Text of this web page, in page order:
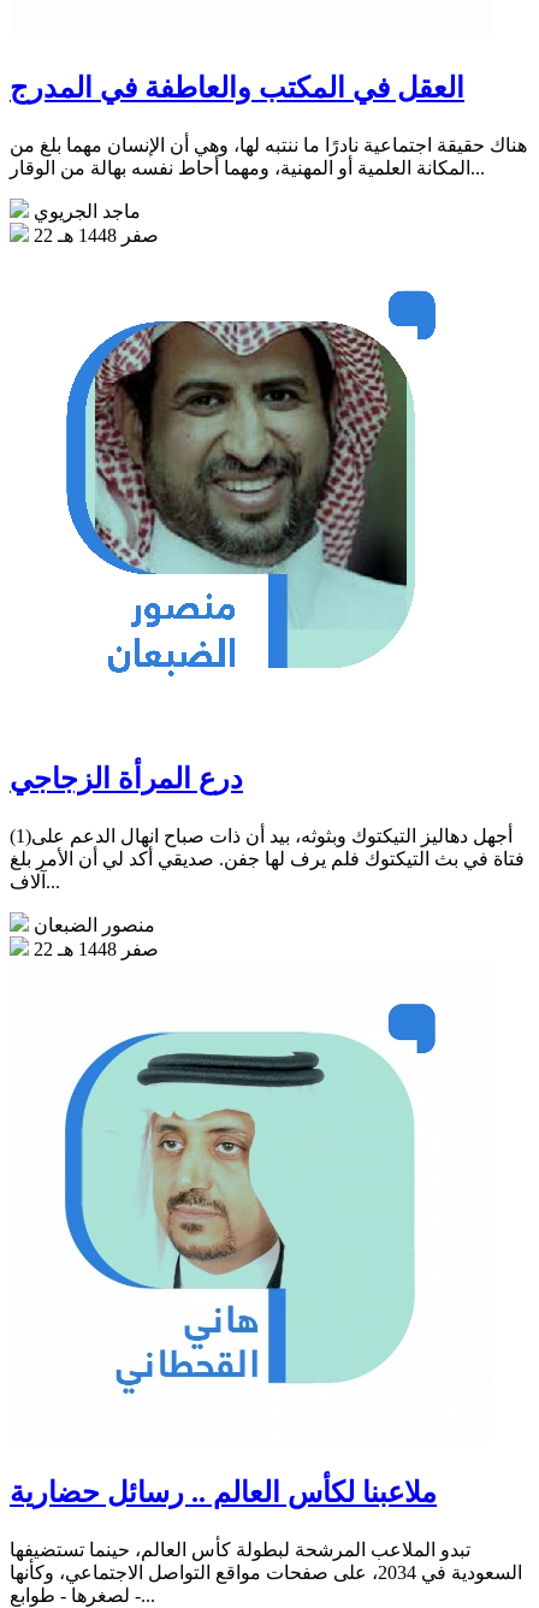
العقل في المكتب والعاطفة في المدرج
هناك حقيقة اجتماعية نادرًا ما ننتبه لها، وهي أن الإنسان مهما بلغ من
المكانة العلمية أو المهنية، ومهما أحاط نفسه بهالة من الوقار...
ماجد الجريوي
22 صفر 1448 هـ
درع المرأة الزجاجي
(1)أجهل دهاليز التيكتوك وبثوثه، بيد أن ذات صباح انهال الدعم على
فتاة في بث التيكتوك فلم يرف لها جفن. صديقي أكد لي أن الأمر بلغ
آلاف...
منصور الضبعان
22 صفر 1448 هـ
ملاعبنا لكأس العالم .. رسائل حضارية
تبدو الملاعب المرشحة لبطولة كأس العالم، حينما تستضيفها
السعودية في 2034، على صفحات مواقع التواصل الاجتماعي، وكأنها
- لصغرها - طوابع...